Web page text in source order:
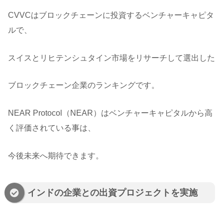
CVVCはブロックチェーンに投資するベンチャーキャピタ
ルで、
スイスとリヒテンシュタイン市場をリサーチして選出した
ブロックチェーン企業のランキングです。
NEAR Protocol（NEAR）はベンチャーキャピタルから高
く評価されている事は、
今後未来へ期待できます。
インドの企業との出資プロジェクトを実施